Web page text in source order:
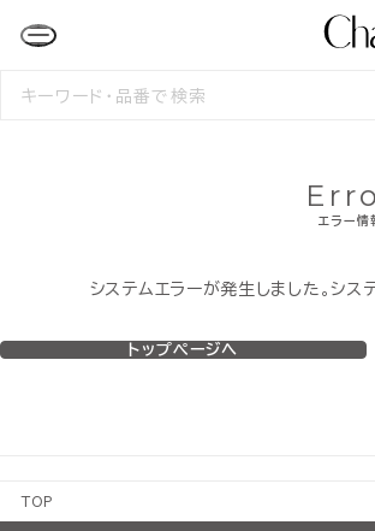
検
エラー情
システムエラーが発生しました。シ
トップページへ
TOP